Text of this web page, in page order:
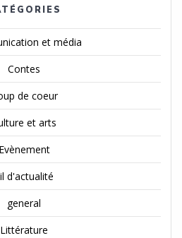
et média
Contes
de coeur
et arts
Evènement
d'actualité
general
Littérature